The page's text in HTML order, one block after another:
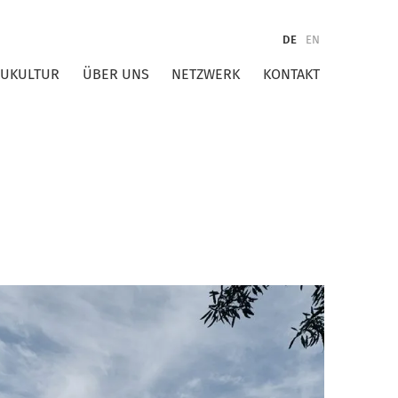
DE EN
ÜBER UNS NETZWERK KONTAKT